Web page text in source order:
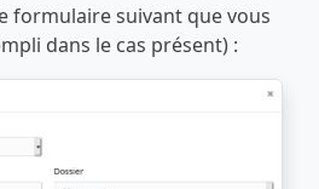
formulaire suivant que vous
dans le cas présent) :